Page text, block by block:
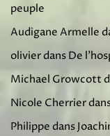
peuple
Audigane Armelle
olivierdansDe
Michael Growcott
Nicole Cherrier
Philippedans